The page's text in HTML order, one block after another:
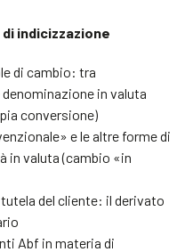
indicizzazione
di cambio: tra
in valuta
conversione)
e le altre forme di
in valuta (cambio «in
del cliente: il derivato
Abf in materia di